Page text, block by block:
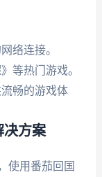
络连接。
等热门游戏。
畅的游戏体
决方案
使用番茄回国